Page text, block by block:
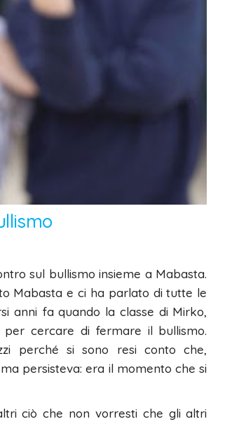
sul bullismo insieme a Mabasta.
Mabasta e ci ha parlato di tutte le
anni fa quando la classe di Mirko,
cercare di fermare il bullismo.
perché si sono resi conto che,
persisteva: era il momento che si
ciò che non vorresti che gli altri